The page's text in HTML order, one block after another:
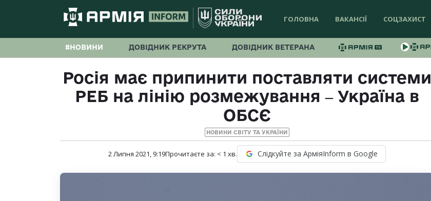
ГОЛОВНА ВАКАНСІЇ СОЦЗАХИСТ
#НОВИНИ ДОВІДНИК РЕКРУТА ДОВІДНИК ВЕТЕРАНА
Росія має припинити поставляти системи
РЕБ на лінію розмежування ‒ Україна в
ОБСЄ
НОВИНИ СВІТУ ТА УКРАЇНИ
2 Липня 2021, 9:19Прочитаєте за: < 1 хв. Слідкуйте за АрміяInform в Google